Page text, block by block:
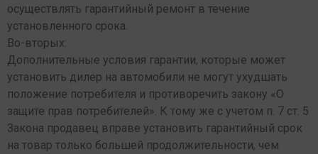
осуществлять гарантийный ремонт в течение
установленного срока.
Во-вторых:
Дополнительные условия гарантии, которые может
установить дилер на автомобили не могут ухудшать
положение потребителя и противоречить закону «О
защите прав потребителей». К тому же с учетом п. 7 ст. 5
Закона продавец вправе установить гарантийный срок
на товар только большей продолжительности, чем